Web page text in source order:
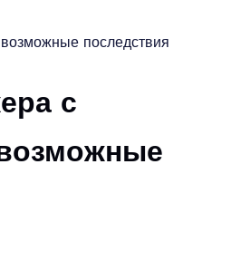
последствия
с